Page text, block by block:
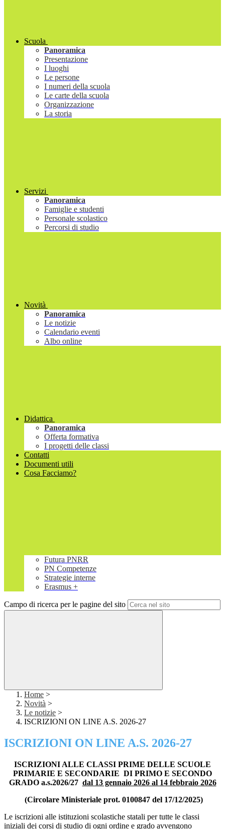
Scuola
Panoramica
Presentazione
I luoghi
Le persone
I numeri della scuola
Le carte della scuola
Organizzazione
La storia
Servizi
Panoramica
Famiglie e studenti
Personale scolastico
Percorsi di studio
Novità
Panoramica
Le notizie
Calendario eventi
Albo online
Didattica
Panoramica
Offerta formativa
I progetti delle classi
Contatti
Documenti utili
Cosa Facciamo?
Futura PNRR
PN Competenze
Strategie interne
Erasmus +
Campo di ricerca per le pagine del sito
Home >
Novità >
Le notizie >
ISCRIZIONI ON LINE A.S. 2026-27
ISCRIZIONI ON LINE A.S. 2026-27
ISCRIZIONI ALLE CLASSI PRIME DELLE SCUOLE
PRIMARIE E SECONDARIE DI PRIMO E SECONDO
GRADO a.s.2026/27 dal 13 gennaio 2026 al 14 febbraio 2026
(Circolare Ministeriale prot. 0100847 del 17/12/2025)
Le iscrizioni alle istituzioni scolastiche statali per tutte le classi
iniziali dei corsi di studio di ogni ordine e grado avvengono